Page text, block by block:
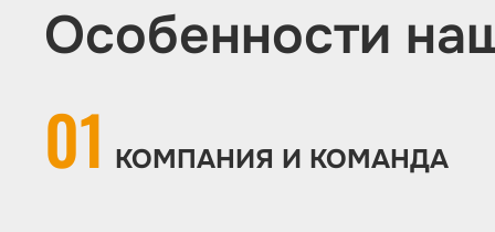
Особенности
01 КОМПАНИЯ И КОМАНДА